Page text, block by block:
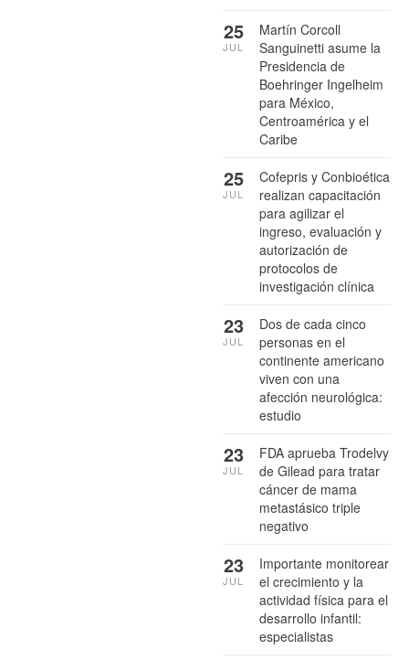
Martín Corcoll
Sanguinetti asume la
Presidencia de
Boehringer Ingelheim
para México,
Centroamérica y el
Caribe
25
JUL
Cofepris y Conbioética
realizan capacitación
para agilizar el
ingreso, evaluación y
autorización de
protocolos de
investigación clínica
25
JUL
Dos de cada cinco
personas en el
continente americano
viven con una
afección neurológica:
estudio
23
JUL
FDA aprueba Trodelvy
de Gilead para tratar
cáncer de mama
metastásico triple
negativo
23
JUL
Importante monitorear
el crecimiento y la
actividad física para el
desarrollo infantil:
especialistas
23
JUL